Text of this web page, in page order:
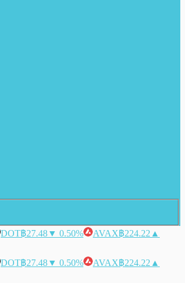
DOT฿27.48▼ 0.50% AVAX฿224.22 ▲
DOT฿27.48▼ 0.50% AVAX฿224.22 ▲